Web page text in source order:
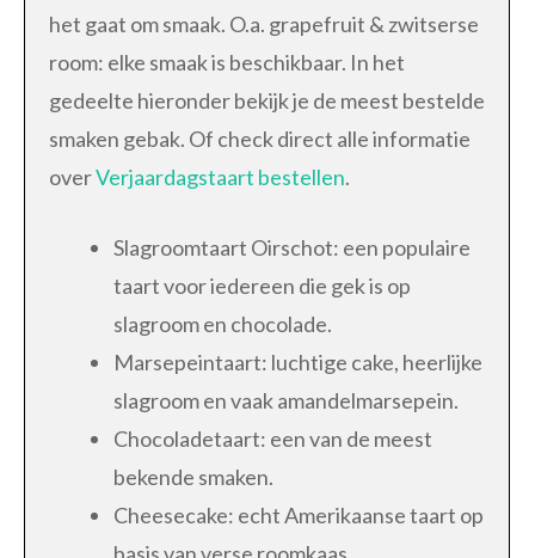
het gaat om smaak. O.a. grapefruit & zwitserse
room: elke smaak is beschikbaar. In het
gedeelte hieronder bekijk je de meest bestelde
smaken gebak. Of check direct alle informatie
overVerjaardagstaart bestellen.
Slagroomtaart Oirschot: een populaire
taart voor iedereen die gek is op
slagroom en chocolade.
Marsepeintaart: luchtige cake, heerlijke
slagroom en vaak amandelmarsepein.
Chocoladetaart: een van de meest
bekende smaken.
Cheesecake: echt Amerikaanse taart op